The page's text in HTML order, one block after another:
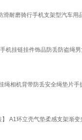
耐磨骑行手机支架型汽车用
机挂链挂件饰品防丢防盗绳
绳相机背带防丢安全绳垫片手
A1环立壳气垫柔感支架渐